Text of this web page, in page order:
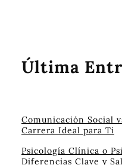
Última
Comunicación Social
Carrera Ideal para Ti
Psicología Clínica o
Diferencias Clave y